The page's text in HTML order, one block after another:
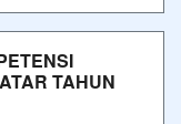
TAHUN